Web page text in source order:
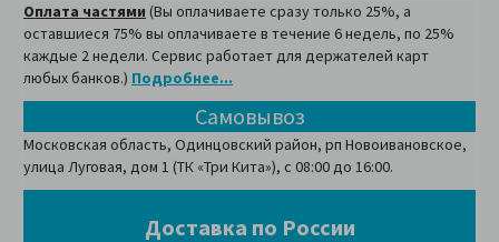
Оплата частями (Вы оплачиваете сразу только 25%, а
оставшиеся 75% вы оплачиваете в течение 6 недель, по 25%
каждые 2 недели. Сервис работает для держателей карт
любых банков.) Подробнее...
Самовывоз
Московская область, Одинцовский район, рп Новоивановское,
улица Луговая, дом 1 (ТК «Три Кита»), с 08:00 до 16:00.
Доставка по России